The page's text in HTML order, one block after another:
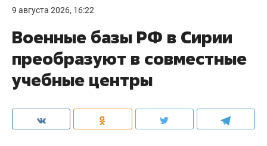
9 августа 2026, 16:22
Военные базы РФ в Сирии
преобразуют в совместные
учебные центры